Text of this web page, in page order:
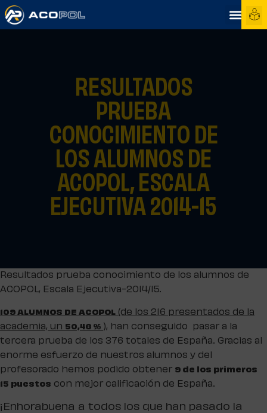
RESULTADOS
PRUEBA
CONOCIMIENTO DE
LOS ALUMNOS DE
ACOPOL, ESCALA
EJECUTIVA 2014-15
Resultados prueba conocimiento de los alumnos de
ACOPOL, Escala Ejecutiva-2014/15.
109 ALUMNOS DE ACOPOL (de los 216 presentados de la
academia, un 50,46 % ), han conseguido
pasar a la
tercera prueba de los 376 totales de España. Gracias al
enorme esfuerzo de nuestros alumnos y del
profesorado hemos podido obtener 9 de los primeros
15 puestos con mejor calificación de España.
¡Enhorabuena a todos los que han pasado la